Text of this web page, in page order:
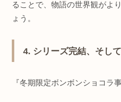
ることで、物語の世界観がよ
ょう。
4. シリーズ完結、そし
『冬期限定ボンボンショコラ